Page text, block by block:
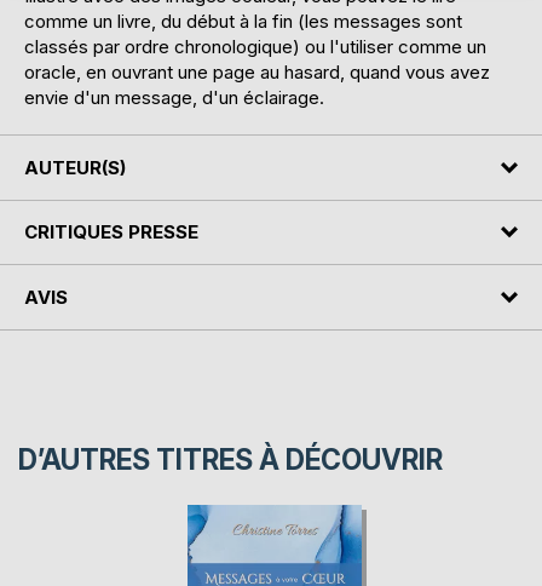
comme un livre, du début à la fin (les messages sont
classés par ordre chronologique) ou l'utiliser comme un
oracle, en ouvrant une page au hasard, quand vous avez
envie d'un message, d'un éclairage.
AUTEUR(S)
CRITIQUES PRESSE
AVIS
D’AUTRES TITRES À DÉCOUVRIR